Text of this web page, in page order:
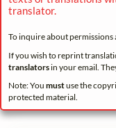
translator.
To inquire about permissions
If you wish to reprint
translatorsin your email.
Note: You mustuse the
protected material.